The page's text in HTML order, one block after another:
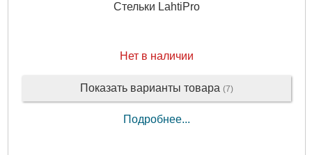
Стельки LahtiPro
Нет в наличии
Показать варианты товара (7)
Подробнее...